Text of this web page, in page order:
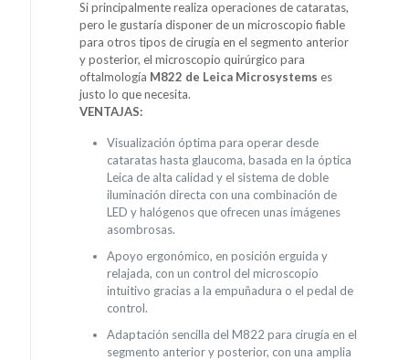
Si principalmente realiza operaciones de cataratas,
pero le gustaría disponer de un microscopio fiable
para otros tipos de cirugía en el segmento anterior
y posterior, el microscopio quirúrgico para
oftalmología M822 de Leica Microsystems es
justo lo que necesita.
VENTAJAS:
Visualización óptima para operar desde
cataratas hasta glaucoma, basada en la óptica
Leica de alta calidad y el sistema de doble
iluminación directa con una combinación de
LED y halógenos que ofrecen unas imágenes
asombrosas.
Apoyo ergonómico, en posición erguida y
relajada, con un control del microscopio
intuitivo gracias a la empuñadura o el pedal de
control.
Adaptación sencilla del M822 para cirugía en el
segmento anterior y posterior, con una amplia